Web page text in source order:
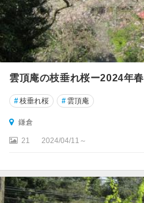
雲頂庵の枝垂れ桜ー2024年春
#枝垂れ桜 # 雲頂庵
鎌倉
21 2024/04/11～